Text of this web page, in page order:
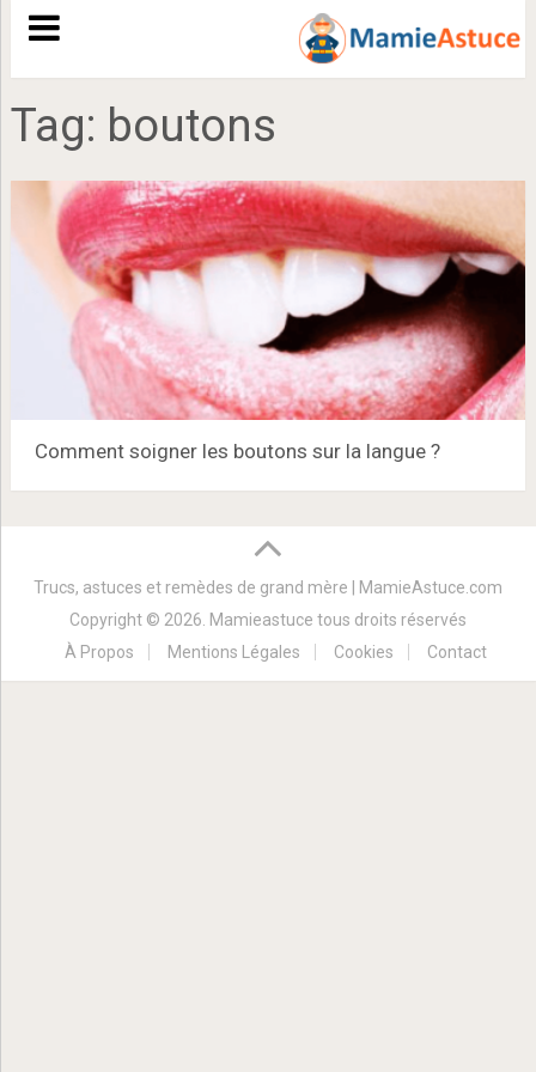
Tag: boutons
Comment soigner les boutons sur la langue ?
Trucs, astuces et remèdes de grand mère | MamieAstuce.com
Copyright © 2026. Mamieastuce tous droits réservés
À Propos
Mentions Légales Cookies Contact